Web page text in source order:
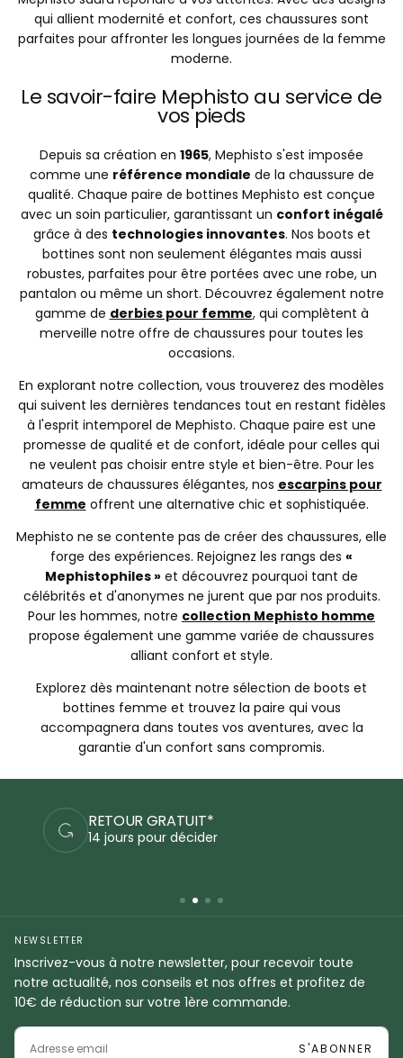
qui allient modernité et confort, ces chaussures sont
parfaites pour affronter les longues journées de la femme
moderne.
Le savoir-faire Mephisto au service de
vos pieds
Depuis sa création en 1965, Mephisto s'est imposée
comme une référence mondiale de la chaussure de
qualité. Chaque paire de bottines Mephisto est conçue
avec un soin particulier, garantissant un confort inégalé
grâce à des technologies innovantes. Nos boots et
bottines sont non seulement élégantes mais aussi
robustes, parfaites pour être portées avec une robe, un
pantalon ou même un short. Découvrez également notre
gamme de derbies pour femme, qui complètent à
merveille notre offre de chaussures pour toutes les
occasions.
En explorant notre collection, vous trouverez des modèles
qui suivent les dernières tendances tout en restant fidèles
à l'esprit intemporel de Mephisto. Chaque paire est une
promesse de qualité et de confort, idéale pour celles qui
ne veulent pas choisir entre style et bien-être. Pour les
amateurs de chaussures élégantes, nos escarpins pour
femme offrent une alternative chic et sophistiquée.
Mephisto ne se contente pas de créer des chaussures, elle
forge des expériences. Rejoignez les rangs des «
Mephistophiles » et découvrez pourquoi tant de
célébrités et d'anonymes ne jurent que par nos produits.
Pour les hommes, notre collection Mephisto homme
propose également une gamme variée de chaussures
alliant confort et style.
Explorez dès maintenant notre sélection de boots et
bottines femme et trouvez la paire qui vous
accompagnera dans toutes vos aventures, avec la
garantie d'un confort sans compromis.
PAIEMENTS SÉCURISÉS
Commandez en sécurité
NEWSLETTER
Inscrivez-vous à notre newsletter, pour recevoir toute
notre actualité, nos conseils et nos offres et profitez de
10€ de réduction sur votre 1ère commande.
EMAIL
S'ABONNER